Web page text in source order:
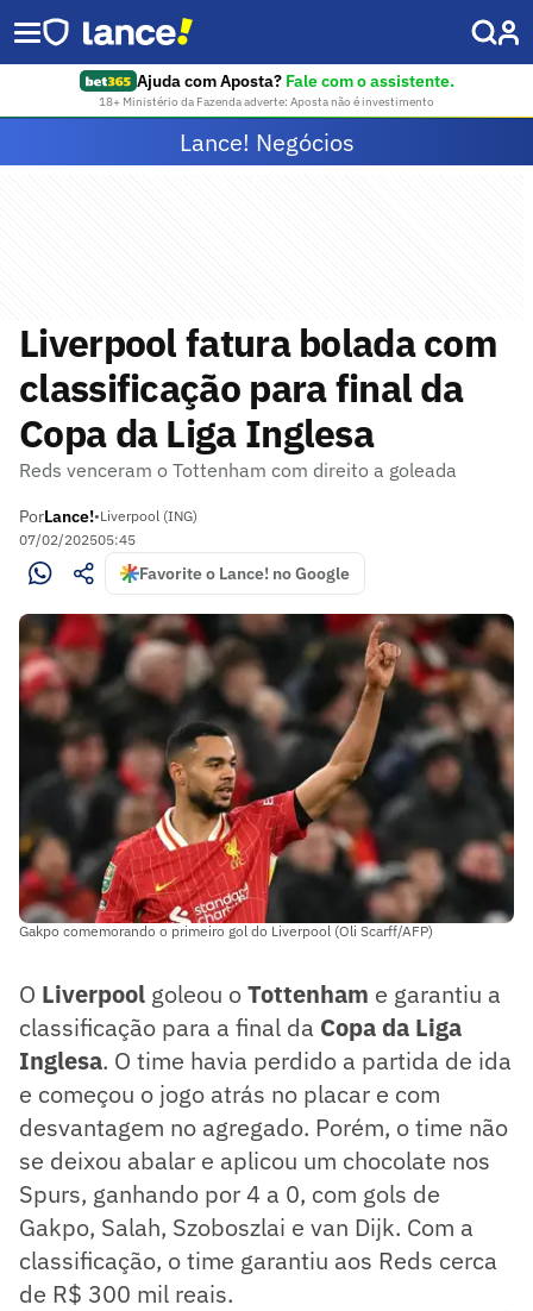
Ajuda com Aposta? Fale com o assistente.
18+ Ministério da Fazenda adverte: Aposta não é investimento
Lance! Negócios
Liverpool fatura bolada com
classificação para final da
Copa da Liga Inglesa
Reds venceram o Tottenham com direito a goleada
PorLance!•Liverpool (ING)
07/02/202505:45
Favorite o Lance! no Google
Gakpo comemorando o primeiro gol do Liverpool (Oli Scarff/AFP)
O Liverpool goleou oTottenham e garantiu a
classificação para a final da Copa da Liga
Inglesa. O time havia perdido a partida de ida
e começou o jogo atrás no placar e com
desvantagem no agregado. Porém, o time não
se deixou abalar e aplicou um chocolate nos
Spurs, ganhando por 4 a 0, com gols de
Gakpo, Salah, Szoboszlai e van Dijk. Com a
classificação, o time garantiu aos Reds cerca
de R$ 300 mil reais.